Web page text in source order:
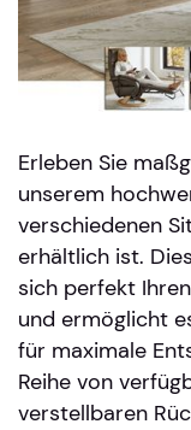
Erleben Sie
unserem
verschiedenen
erhältlich ist.
sich perfekt
und ermöglicht
für maximale
Reihe von
verstellbaren